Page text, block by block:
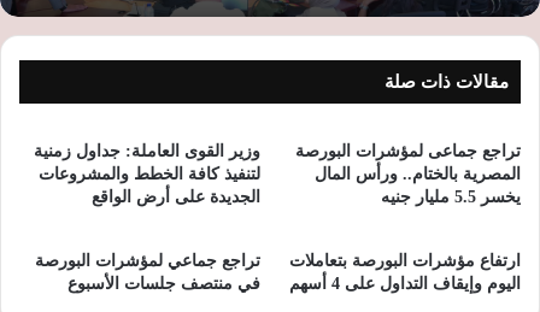
مقالات ذات صلة
تراجع جماعى لمؤشرات البورصة
المصرية بالختام.. ورأس المال
يخسر 5.5 مليار جنيه
وزير القوى العاملة: جداول زمنية
لتنفيذ كافة الخطط والمشروعات
الجديدة على أرض الواقع
ارتفاع مؤشرات البورصة بتعاملات
اليوم وإيقاف التداول على 4 أسهم
تراجع جماعي لمؤشرات البورصة
في منتصف جلسات الأسبوع